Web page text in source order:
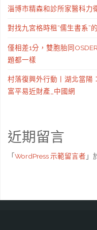
淄博市精森和診所家醫科力
對找九宮格時租“儒生書系”
僅相差1分，雙胞胎同
題都一樣
村落復興外行動丨湖北當陽
富平易近財產_中國網
近期留言
「 WordPress 示範留言者 」